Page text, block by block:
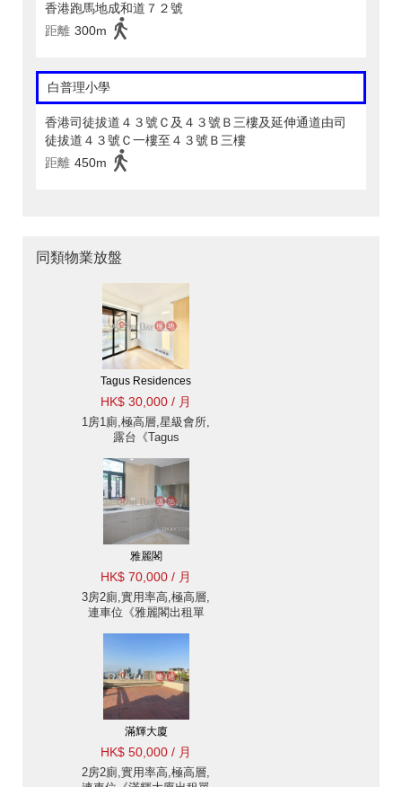
香港跑馬地成和道７２號
距離 300m
白普理小學
香港司徒拔道４３號Ｃ及４３號Ｂ三樓及延伸通道由司
徒拔道４３號Ｃ一樓至４３號Ｂ三樓
距離 450m
同類物業放盤
Tagus Residences
HK$ 30,000 / 月
1房1廁,極高層,星級會所,
露台《Tagus
雅麗閣
HK$ 70,000 / 月
3房2廁,實用率高,極高層,
連車位《雅麗閣出租單
滿輝大廈
HK$ 50,000 / 月
2房2廁,實用率高,極高層,